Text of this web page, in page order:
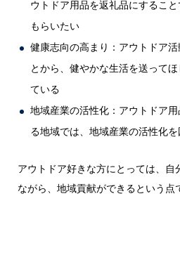
ウトドア用品を返礼品にするこ
もらいたい
健康志向の高まり：アウトドア
とから、健やかな生活を送って
ている
地域産業の活性化：アウトドア
る地域では、地域産業の活性化
アウトドア好きな方にとっては、
ながら、地域貢献ができるという点